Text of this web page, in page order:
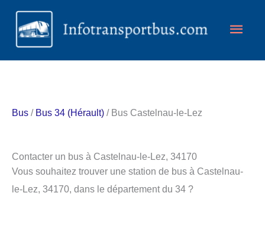
Aller
contenu
Bus / Bus 34 (Hérault) / Bus Castelnau-le-Lez
Contacter un bus à Castelnau-le-Lez, 34170
Vous souhaitez trouver une station de bus à Castelnau-
le-Lez, 34170, dans le département du 34 ?